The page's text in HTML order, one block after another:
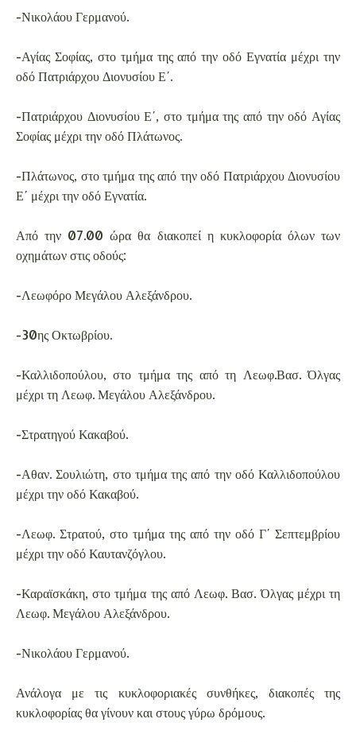
-Νικολάου Γερμανού.
-Αγίας Σοφίας, στο τμήμα της από την οδό Εγνατία μέχρι την
οδό Πατριάρχου Διονυσίου Ε΄.
-Πατριάρχου Διονυσίου Ε΄, στο τμήμα της από την οδό Αγίας
Σοφίας μέχρι την οδό Πλάτωνος.
-Πλάτωνος, στο τμήμα της από την οδό Πατριάρχου Διονυσίου
Ε΄ μέχρι την οδό Εγνατία.
Από την 07.00 ώρα θα διακοπεί η κυκλοφορία όλων των
οχημάτων στις οδούς:
-Λεωφόρο Μεγάλου Αλεξάνδρου.
-30ης Οκτωβρίου.
-Καλλιδοπούλου, στο τμήμα της από τη Λεωφ.Βασ. Όλγας
μέχρι τη Λεωφ. Μεγάλου Αλεξάνδρου.
-Στρατηγού Κακαβού.
-Αθαν. Σουλιώτη, στο τμήμα της από την οδό Καλλιδοπούλου
μέχρι την οδό Κακαβού.
-Λεωφ. Στρατού, στο τμήμα της από την οδό Γ΄ Σεπτεμβρίου
μέχρι την οδό Καυτανζόγλου.
-Καραϊσκάκη, στο τμήμα της από Λεωφ. Βασ. Όλγας μέχρι τη
Λεωφ. Μεγάλου Αλεξάνδρου.
-Νικολάου Γερμανού.
Ανάλογα με τις κυκλοφοριακές συνθήκες, διακοπές της
κυκλοφορίας θα γίνουν και στους γύρω δρόμους.